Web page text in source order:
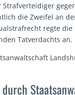
Strafverteidiger
die Zweifel an
regte
Tatverdachts an.